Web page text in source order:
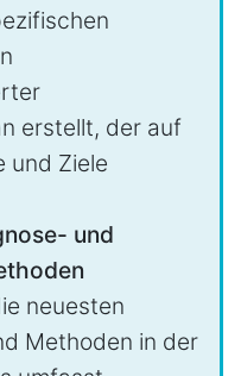
erstellt, der auf
und Ziele
und
neuesten
Methoden in der